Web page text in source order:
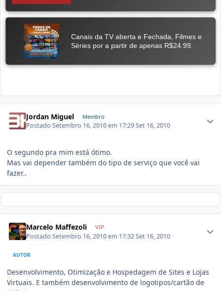
Jordan Miguel Membro
PostadoSetembro 16, 2010 em 17:29Set 16, 2010
O segundo pra mim está ótimo.
Mas vai depender também do tipo de serviço que você vai
fazer..
Marcelo Maffezoli VIP
PostadoSetembro 16, 2010 em 17:32Set 16, 2010
AUTOR
Desenvolvimento, Otimização e Hospedagem de Sites e Lojas
Virtuais. E também desenvolvimento de logotipos/cartão de